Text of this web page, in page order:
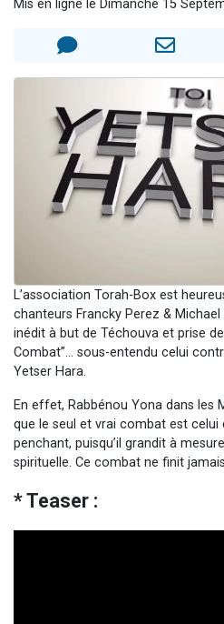
Odaya vient de
2 personnes viennent
Mis en ligne le Dimanche 15
L’association Torah-Box est
chanteurs Francky Perez &
inédit à but de Téchouva et prise
Combat”... sous-entendu celui
Yetser Hara.
En effet, Rabbénou Yona dans les
que le seul et vrai combat est celui
penchant, puisqu’il grandit à
spirituelle. Ce combat ne finit
* Teaser :